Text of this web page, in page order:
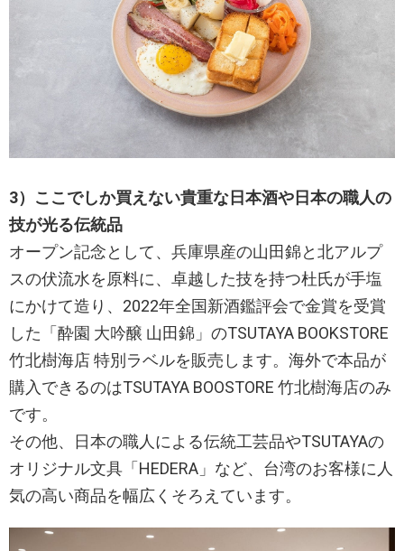
3）ここでしか買えない貴重な日本酒や日本の職人の
技が光る伝統品
オープン記念として、兵庫県産の山田錦と北アルプ
スの伏流水を原料に、卓越した技を持つ杜氏が手塩
にかけて造り、2022年全国新酒鑑評会で金賞を受賞
した「酔園 大吟醸 山田錦」のTSUTAYA BOOKSTORE
竹北樹海店 特別ラベルを販売します。海外で本品が
購入できるのはTSUTAYA BOOSTORE 竹北樹海店のみ
です。
その他、日本の職人による伝統工芸品やTSUTAYAの
オリジナル文具「HEDERA」など、台湾のお客様に人
気の高い商品を幅広くそろえています。